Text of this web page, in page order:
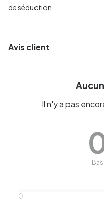
de séduction.
Avis client
Il n'y a pas
0